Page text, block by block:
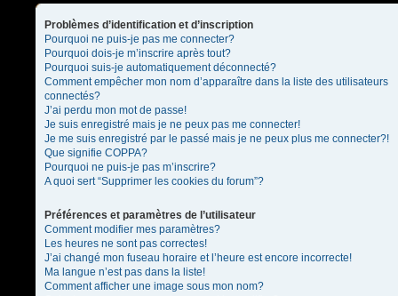
Problèmes d’identification et d’inscription
Pourquoi ne puis-je pas me connecter?
Pourquoi dois-je m’inscrire après tout?
Pourquoi suis-je automatiquement déconnecté?
Comment empêcher mon nom d’apparaître dans la liste des utilisateurs
connectés?
J’ai perdu mon mot de passe!
Je suis enregistré mais je ne peux pas me connecter!
Je me suis enregistré par le passé mais je ne peux plus me connecter?!
Que signifie COPPA?
Pourquoi ne puis-je pas m’inscrire?
A quoi sert “Supprimer les cookies du forum”?
Préférences et paramètres de l’utilisateur
Comment modifier mes paramètres?
Les heures ne sont pas correctes!
J’ai changé mon fuseau horaire et l’heure est encore incorrecte!
Ma langue n’est pas dans la liste!
Comment afficher une image sous mon nom?